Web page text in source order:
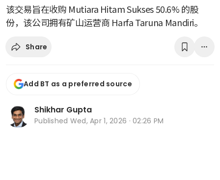
该交易旨在收购 Mutiara Hitam Sukses 50.6% 的股
份，该公司拥有矿山运营商 Harfa Taruna Mandiri。
Share
Add BT as a preferred source
Shikhar Gupta
Published Wed, Apr 1, 2026 · 02:26 PM